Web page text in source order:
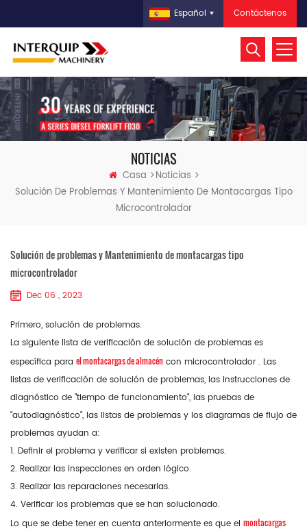
Contáctenos
Español
NOTICIAS
Casa
Noticias
Solución De Problemas Y Mantenimiento De Montacargas Tipo
Microcontrolador
Solución de problemas y Mantenimiento de montacargas tipo
microcontrolador
Dec 06 , 2023
Primero, solución de problemas.
La siguiente lista de verificación de solución de problemas es
específica para el montacargas de almacén con microcontrolador . Las
listas de verificación de solución de problemas, las instrucciones de
diagnóstico de "tiempo de funcionamiento", las pruebas de
"autodiagnóstico", las listas de problemas y los diagramas de flujo de
problemas ayudan a:
1. Definir el problema y verificar si existen problemas.
2. Realizar las inspecciones en orden lógico.
3. Realizar las reparaciones necesarias.
4. Verificar los problemas que se han solucionado.
Lo que se debe tener en cuenta anteriormente es que el montacargas